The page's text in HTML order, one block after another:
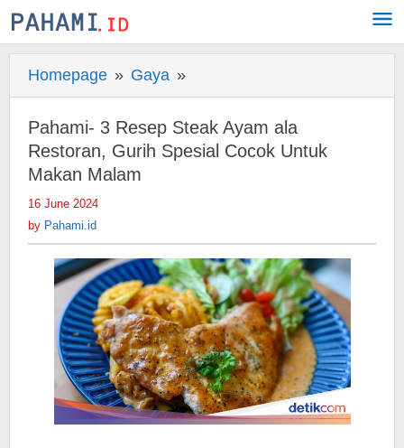
Skip
to
Homepage » Gaya »
3
Resep
Steak
Gurih
Spesial
Cocok
Untuk
Makan
Malam
Pahami- 3 Resep Steak Ayam ala
Restoran, Gurih Spesial Cocok Untuk
Makan Malam
16 June 2024
by Pahami.id